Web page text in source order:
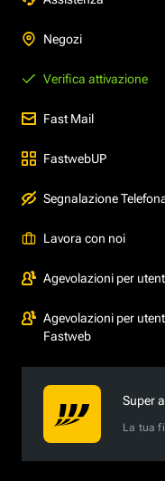
Negozi
Verifica attivazione
Fast Mail
FastwebUP
Segnalazione
Lavora con noi
Agevolazioni per
Agevolazioni per
Fastweb
Super
La tua